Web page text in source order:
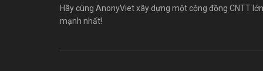
Hãy cùng AnonyViet xây dựng một cộng đồng CNTT lớn
mạnh nhất!